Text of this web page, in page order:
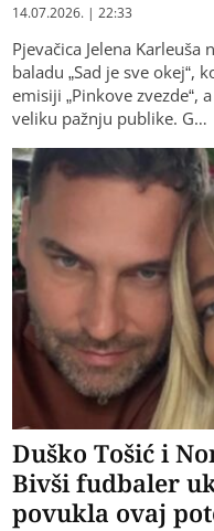
14.07.2026. | 22:33
Pjevačica Jelena
baladu „Sad je sve okej“,
emisiji „Pinkove zvezde“,
veliku pažnju publike. G…
Duško Tošić i
Bivši fudbaler
povukla ovaj